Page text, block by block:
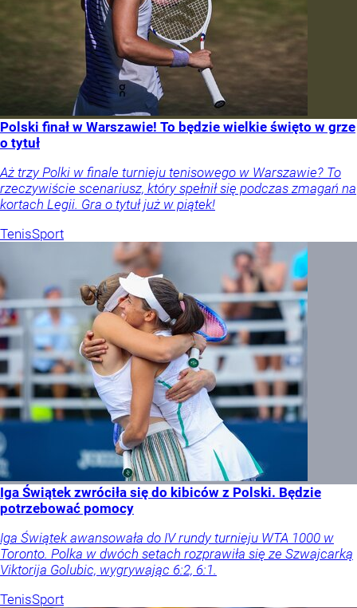
Polski finał w Warszawie! To będzie wielkie święto w grze
o tytuł
Aż trzy Polki w finale turnieju tenisowego w Warszawie? To
rzeczywiście scenariusz, który spełnił się podczas zmagań na
kortach Legii. Gra o tytuł już w piątek!
TenisSport
Iga Świątek zwróciła się do kibiców z Polski. Będzie
potrzebować pomocy
Iga Świątek awansowała do IV rundy turnieju WTA 1000 w
Toronto. Polka w dwóch setach rozprawiła się ze Szwajcarką
Viktorija Golubic, wygrywając 6:2, 6:1.
TenisSport